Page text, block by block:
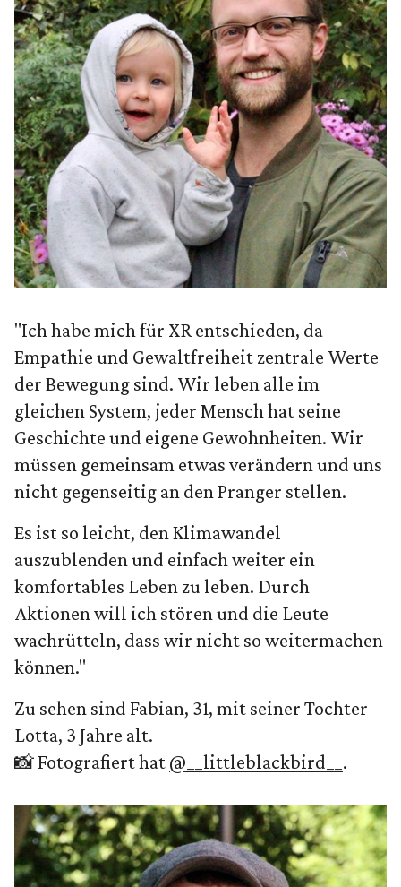
"Ich habe mich für XR entschieden, da
Empathie und Gewaltfreiheit zentrale Werte
der Bewegung sind. Wir leben alle im
gleichen System, jeder Mensch hat seine
Geschichte und eigene Gewohnheiten. Wir
müssen gemeinsam etwas verändern und uns
nicht gegenseitig an den Pranger stellen.
Es ist so leicht, den Klimawandel
auszublenden und einfach weiter ein
komfortables Leben zu leben. Durch
Aktionen will ich stören und die Leute
wachrütteln, dass wir nicht so weitermachen
können."
Zu sehen sind Fabian, 31, mit seiner Tochter
Lotta, 3 Jahre alt.
📸 Fotografiert hat @__littleblackbird__ .